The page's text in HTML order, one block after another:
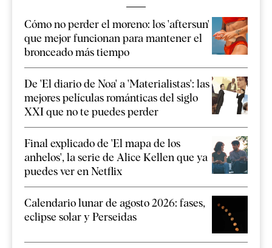
Cómo no perder el moreno: los 'aftersun'
que mejor funcionan para mantener el
bronceado más tiempo
De 'El diario de Noa' a 'Materialistas': las
mejores películas románticas del siglo
XXI que no te puedes perder
Final explicado de 'El mapa de los
anhelos', la serie de Alice Kellen que ya
puedes ver en Netflix
Calendario lunar de agosto 2026: fases,
eclipse solar y Perseidas